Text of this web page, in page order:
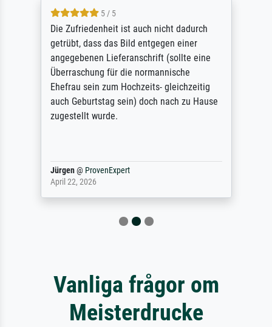
5 / 5
Die Zufriedenheit ist auch nicht dadurch
getrübt, dass das Bild entgegen einer
angegebenen Lieferanschrift (sollte eine
Überraschung für die normannische
Ehefrau sein zum Hochzeits- gleichzeitig
auch Geburtstag sein) doch nach zu Hause
zugestellt wurde.
Jürgen@ ProvenExpert
April 22, 2026
Vanliga frågor om
Meisterdrucke